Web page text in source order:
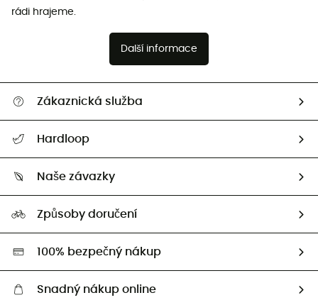
rádi hrajeme.
Další informace
Zákaznická služba
Vrácení zboží a peněz
Hardloop
Naši Ambasadoři
Naše závazky
HardGreen
Způsoby doručení
100% bezpečný nákup
Snadný nákup online